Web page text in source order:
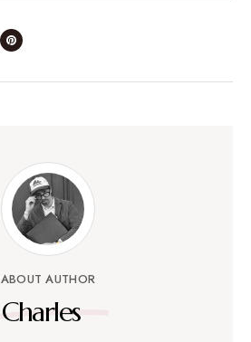
ABOUT AUTHOR
Charles